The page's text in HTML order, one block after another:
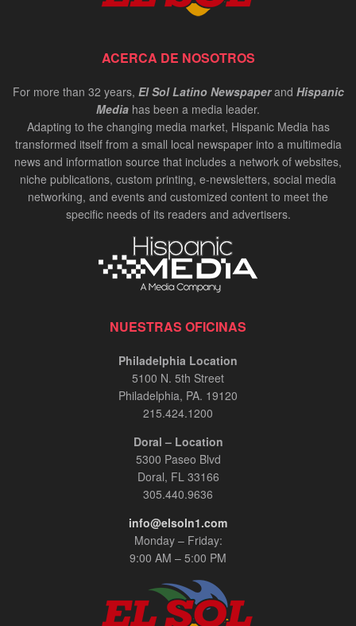
ACERCA DE NOSOTROS
For more than 32 years, El Sol Latino Newspaperand Hispanic
Media has been a media leader.
Adapting to the changing media market, Hispanic Media has
transformed itself from a small local newspaper into a multimedia
news and information source that includes a network of websites,
niche publications, custom printing, e-newsletters, social media
networking, and events and customized content to meet the
specific needs of its readers and advertisers.
NUESTRAS OFICINAS
Philadelphia Location
5100 N. 5th Street
Philadelphia, PA. 19120
215.424.1200
Doral – Location
5300 Paseo Blvd
Doral, FL 33166
305.440.9636
info@elsoln1.com
Monday – Friday:
9:00 AM – 5:00 PM